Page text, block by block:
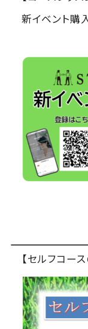
新イベント購
【セルフコー